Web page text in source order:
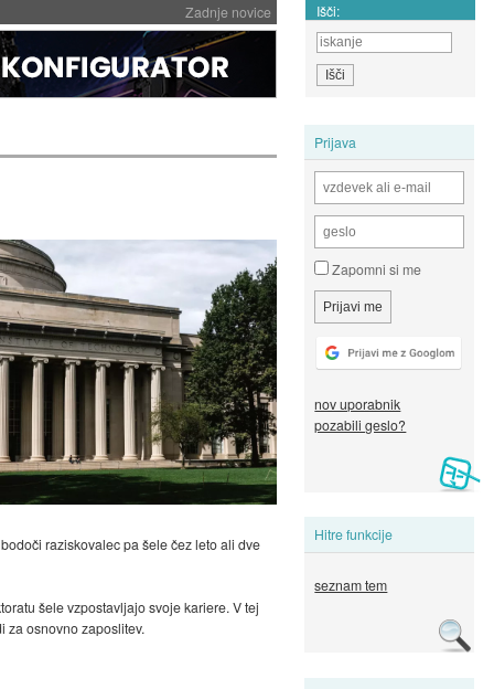
Zadnje novice Išči:
Prijava
Zapomni si me
nov uporabnik
pozabili geslo?
Hitre funkcije
seznam tem
raziskovalec pa šele čez leto ali dve
šele vzpostavljajo svoje kariere. V tej
za osnovno zaposlitev.